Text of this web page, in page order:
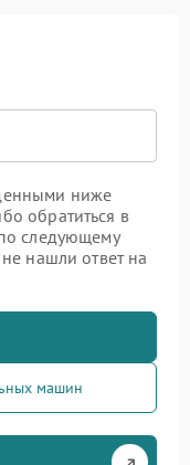
ниже
обратиться в
следующему
нашли ответ на
машин